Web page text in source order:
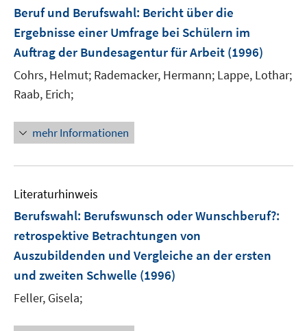
Beruf und Berufswahl: Bericht über die
Ergebnisse einer Umfrage bei Schülern im
Auftrag der Bundesagentur für Arbeit (1996)
Cohrs, Helmut; Rademacker, Hermann; Lappe, Lothar;
Raab, Erich;
mehr Informationen
Literaturhinweis
Berufswahl: Berufswunsch oder Wunschberuf?:
retrospektive Betrachtungen von
Auszubildenden und Vergleiche an der ersten
und zweiten Schwelle (1996)
Feller, Gisela;